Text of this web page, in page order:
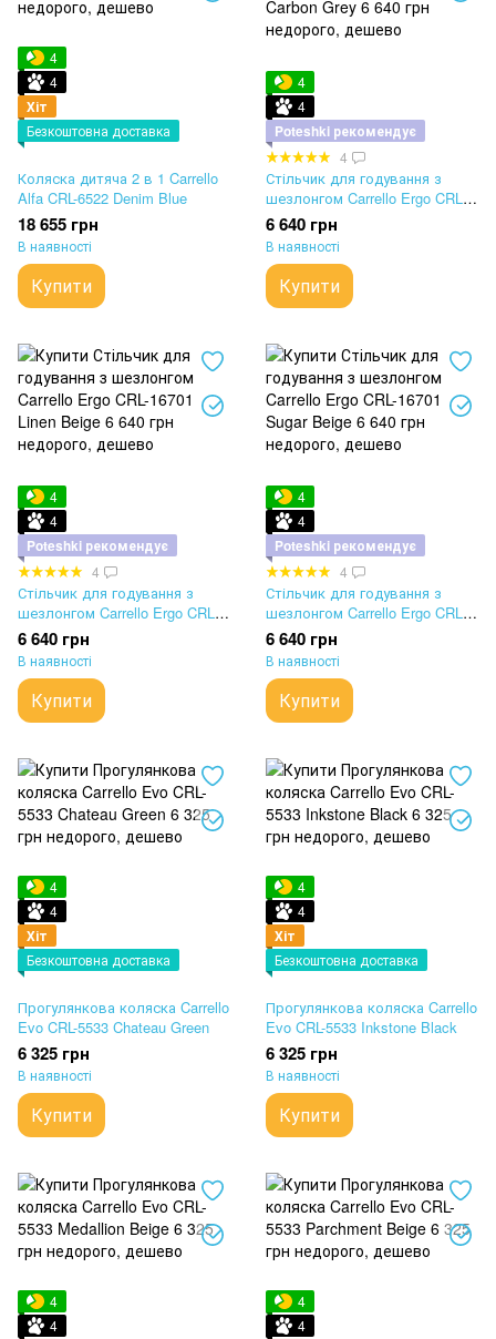
4
4
Хіт
Безкоштовна доставка
Коляска дитяча 2 в 1 Carrello
Alfa CRL-6522 Denim Blue
18 655 грн
В наявності
Купити
4
4
Poteshki рекомендує
4
Стільчик для годування з
шезлонгом Carrello Ergo CRL-
16701 Carbon Grey
6 640 грн
В наявності
Купити
4
4
Poteshki рекомендує
4
Стільчик для годування з
шезлонгом Carrello Ergo CRL-
16701 Linen Beige
6 640 грн
В наявності
Купити
4
4
Poteshki рекомендує
4
Стільчик для годування з
шезлонгом Carrello Ergo CRL-
16701 Sugar Beige
6 640 грн
В наявності
Купити
4
4
Хіт
Безкоштовна доставка
Прогулянкова коляска Carrello
Evo CRL-5533 Chateau Green
6 325 грн
В наявності
Купити
4
4
Хіт
Безкоштовна доставка
Прогулянкова коляска Carrello
Evo CRL-5533 Inkstone Black
6 325 грн
В наявності
Купити
4
4
4
4